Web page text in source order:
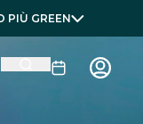
PIÙ GREEN